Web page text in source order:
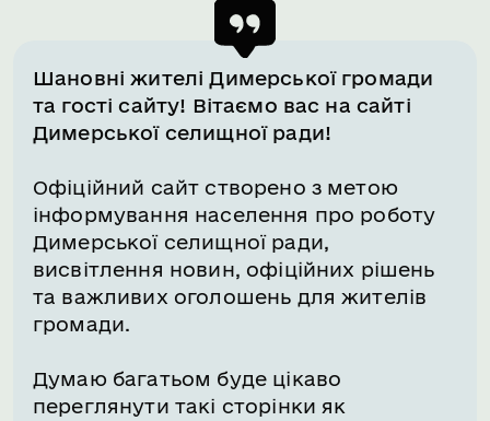
Шановні жителі Димерської громади
та гості сайту! Вітаємо вас на сайті
Димерської селищної ради!
Офіційний сайт створено з метою
інформування населення про роботу
Димерської селищної ради,
висвітлення новин, офіційних рішень
та важливих оголошень для жителів
громади.
Думаю багатьом буде цікаво
переглянути такі сторінки як